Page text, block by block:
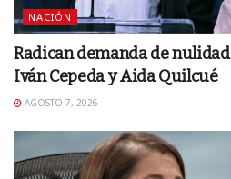
NACIÓN
Radican demanda de
Iván Cepeda y Aida Quilcué
AGOSTO 7, 2026